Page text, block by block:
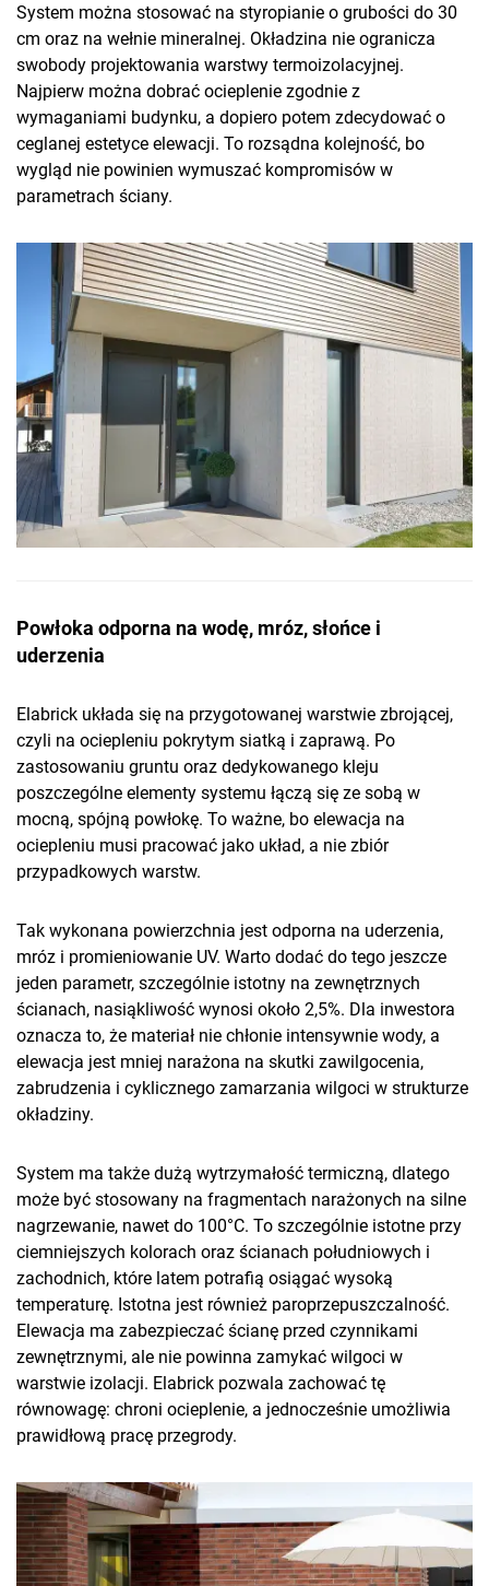
System można stosować na styropianie o grubości do 30
cm oraz na wełnie mineralnej. Okładzina nie ogranicza
swobody projektowania warstwy termoizolacyjnej.
Najpierw można dobrać ocieplenie zgodnie z
wymaganiami budynku, a dopiero potem zdecydować o
ceglanej estetyce elewacji. To rozsądna kolejność, bo
wygląd nie powinien wymuszać kompromisów w
parametrach ściany.
Powłoka odporna na wodę, mróz, słońce i
uderzenia
Elabrick układa się na przygotowanej warstwie zbrojącej,
czyli na ociepleniu pokrytym siatką i zaprawą. Po
zastosowaniu gruntu oraz dedykowanego kleju
poszczególne elementy systemu łączą się ze sobą w
mocną, spójną powłokę. To ważne, bo elewacja na
ociepleniu musi pracować jako układ, a nie zbiór
przypadkowych warstw.
Tak wykonana powierzchnia jest odporna na uderzenia,
mróz i promieniowanie UV. Warto dodać do tego jeszcze
jeden parametr, szczególnie istotny na zewnętrznych
ścianach, nasiąkliwość wynosi około 2,5%. Dla inwestora
oznacza to, że materiał nie chłonie intensywnie wody, a
elewacja jest mniej narażona na skutki zawilgocenia,
zabrudzenia i cyklicznego zamarzania wilgoci w strukturze
okładziny.
System ma także dużą wytrzymałość termiczną, dlatego
może być stosowany na fragmentach narażonych na silne
nagrzewanie, nawet do 100°C. To szczególnie istotne przy
ciemniejszych kolorach oraz ścianach południowych i
zachodnich, które latem potrafią osiągać wysoką
temperaturę. Istotna jest również paroprzepuszczalność.
Elewacja ma zabezpieczać ścianę przed czynnikami
zewnętrznymi, ale nie powinna zamykać wilgoci w
warstwie izolacji. Elabrick pozwala zachować tę
równowagę: chroni ocieplenie, a jednocześnie umożliwia
prawidłową pracę przegrody.